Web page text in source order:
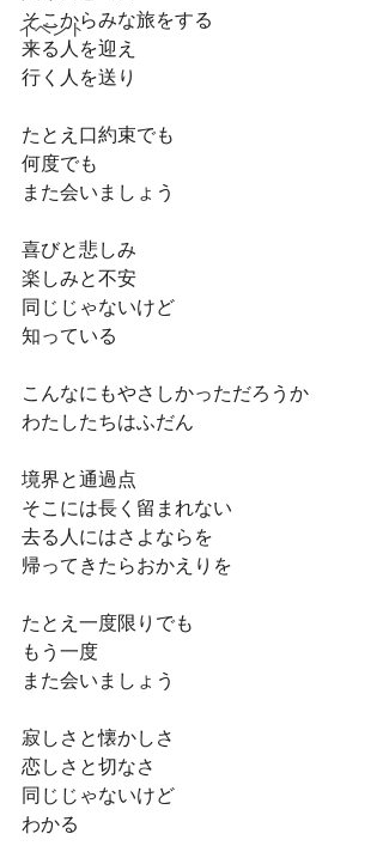
イベント
そこからみな旅をする
来る人を迎え
行く人を送り
たとえ口約束でも
何度でも
また会いましょう
喜びと悲しみ
楽しみと不安
同じじゃないけど
知っている
こんなにもやさしかっただろうか
わたしたちはふだん
境界と通過点
そこには長く留まれない
去る人にはさよならを
帰ってきたらおかえりを
たとえ一度限りでも
もう一度
また会いましょう
寂しさと懐かしさ
恋しさと切なさ
同じじゃないけど
わかる